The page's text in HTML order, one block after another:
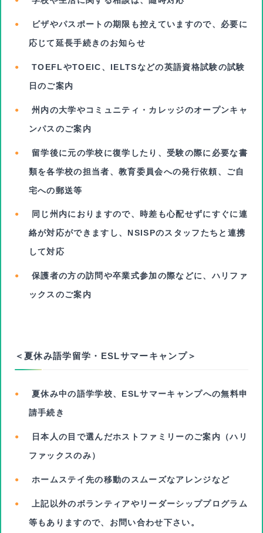
ビザやパスポートの期限も控えていますので、必要に
応じて延長手続きのお知らせ
TOEFLやTOEIC、IELTSなどの英語資格試験の試験
日のご案内
州内の大学やコミュニティ・カレッジのオープンキャ
ンパスのご案内
留学後に元の学校に復学したり、受験の際に必要な書
類を各学校の担当者、教育委員会への発行依頼、ご自
宅への郵送等
同じ州内におりますので、時差も心配せずにすぐに連
絡が対応ができますし、NSISPのスタッフたちと連携
して対応
保護者の方の訪問や卒業式参加の際などに、ハリファ
ックスのご案内
＜夏休み語学留学・ESLサマーキャンプ＞
夏休み中の語学学校、ESLサマーキャンプへの無料申
請手続き
日本人の目で選んだホストファミリーのご案内（ハリ
ファックスのみ）
ホームステイ先の移動のスムーズなアレンジなど
上記以外のボランティアやリーダーシッププログラム
等もありますので、お問い合わせ下さい。